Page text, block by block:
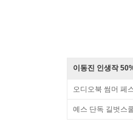
이동진 인생작
오디오북 썸머 페
예스 단독 길벗스